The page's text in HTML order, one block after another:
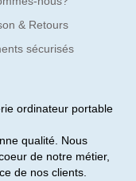
& Retours
sécurisés
ordinateur portable
qualité. Nous
de notre métier,
de nos clients.